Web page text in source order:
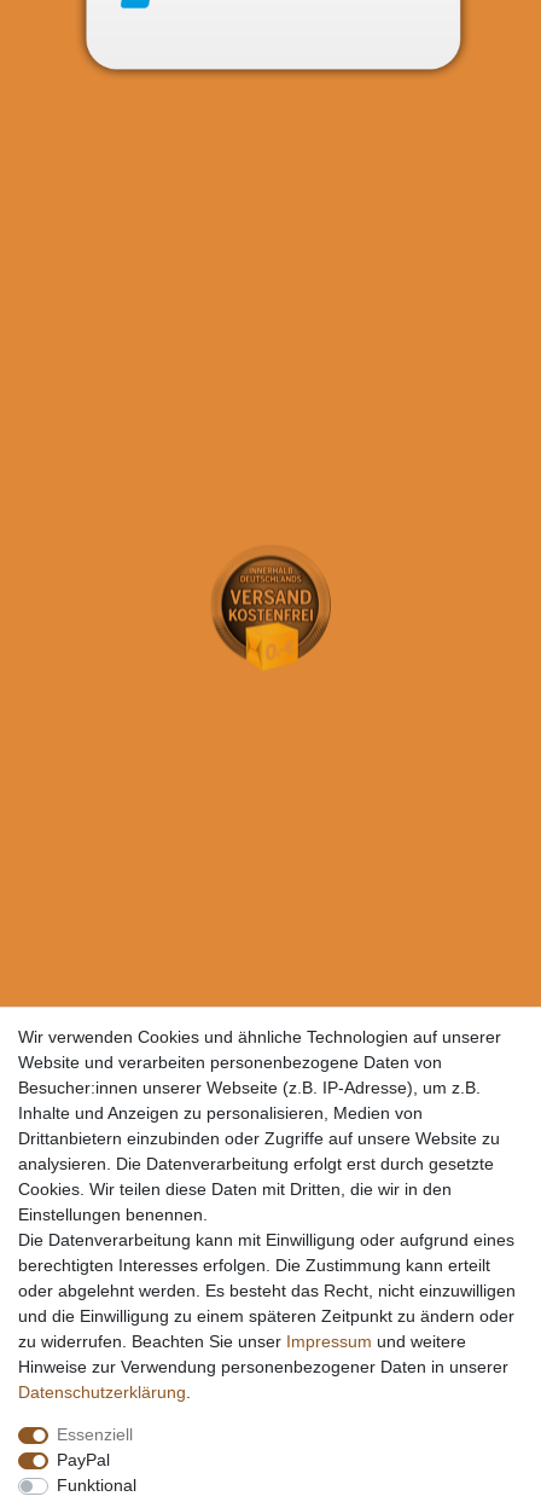
Wir verwenden Cookies und ähnliche Technologien auf unserer
Website und verarbeiten personenbezogene Daten von
Besucher:innen unserer Webseite (z.B. IP-Adresse), um z.B.
Inhalte und Anzeigen zu personalisieren, Medien von
Drittanbietern einzubinden oder Zugriffe auf unsere Website zu
analysieren. Die Datenverarbeitung erfolgt erst durch gesetzte
Cookies. Wir teilen diese Daten mit Dritten, die wir in den
Einstellungen benennen.
Die Datenverarbeitung kann mit Einwilligung oder aufgrund eines
berechtigten Interesses erfolgen. Die Zustimmung kann erteilt
oder abgelehnt werden. Es besteht das Recht, nicht einzuwilligen
und die Einwilligung zu einem späteren Zeitpunkt zu ändern oder
zu widerrufen. Beachten Sie unser Impressum und weitere
Hinweise zur Verwendung personenbezogener Daten in unserer
Daten­schutz­erklärung
Essenziell
PayPal
Funktional